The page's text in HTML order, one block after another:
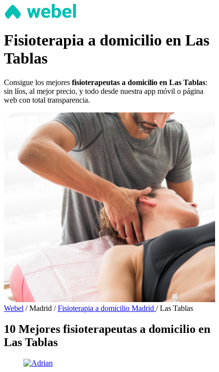
Fisioterapia a domicilio en Las
Tablas
Consigue los mejores fisioterapeutas a domicilio en Las Tablas:
sin líos, al mejor precio, y todo desde nuestra app móvil o página
web con total transparencia.
Webel / Madrid / Fisioterapia a domicilio Madrid / Las Tablas
10 Mejores fisioterapeutas a domicilio en
Las Tablas